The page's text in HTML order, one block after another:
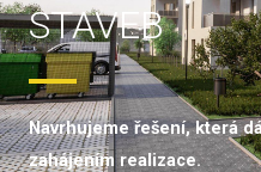
STAVEB
Navrhujeme řešení, která
zahájením realizace.